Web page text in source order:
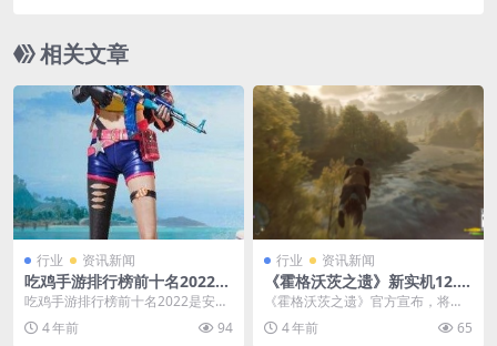
相关文章
行业 资讯新闻
吃鸡手游排行榜前十名2022
十个最好玩的吃鸡游戏
吃鸡手游排行榜前十名2022是安粉
丝小编为吃鸡竞技爱好者带来的非
常刺激有趣的射击...
4 年前 94
行业 资讯新闻
《霍格沃茨之遗》新实机12.1
5公开 预览短片展示驯兽
《霍格沃茨之遗》官方宣布，将于
北京时间12月15日凌晨两点公开第
二段实机演示，玩...
4 年前 65